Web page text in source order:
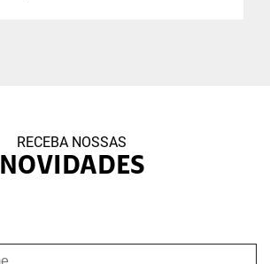
RECEBA NOSSAS
NOVIDADES